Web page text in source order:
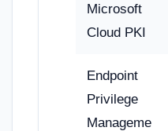
Microsoft
Cloud PKI
Endpoint
Privilege
Manageme